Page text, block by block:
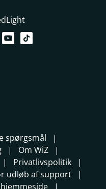
spørgsmål
Om WiZ
Privatlivspolitik
udløb af support